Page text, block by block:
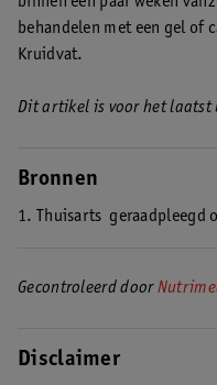
een condoom.
Bacteriële
behandelen met een gel of
Kruidvat.
Dit artikel is voor het
Bronnen
1. Thuisarts geraadpleegd
Gecontroleerd door
Disclaimer